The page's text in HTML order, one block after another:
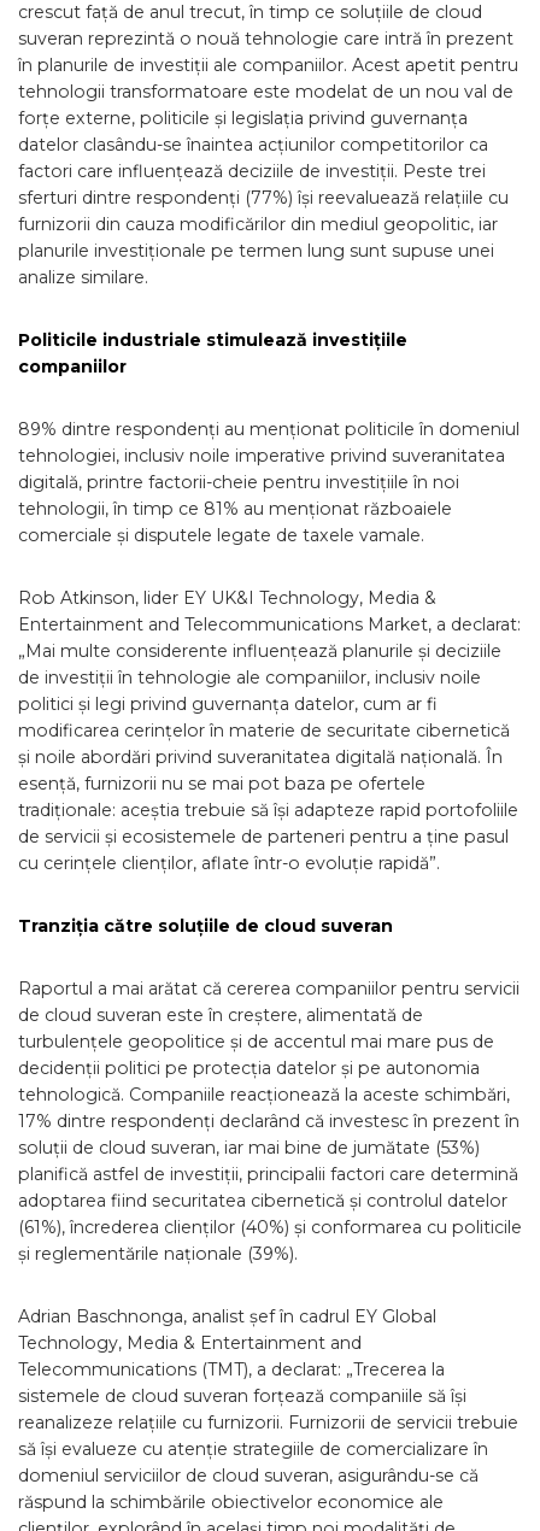
crescut față de anul trecut, în timp ce soluțiile de cloud
suveran reprezintă o nouă tehnologie care intră în prezent
în planurile de investiții ale companiilor. Acest apetit pentru
tehnologii transformatoare este modelat de un nou val de
forțe externe, politicile și legislația privind guvernanța
datelor clasându-se înaintea acțiunilor competitorilor ca
factori care influențează deciziile de investiții. Peste trei
sferturi dintre respondenți (77%) își reevaluează relațiile cu
furnizorii din cauza modificărilor din mediul geopolitic, iar
planurile investiționale pe termen lung sunt supuse unei
analize similare.
Politicile industriale stimulează investițiile
companiilor
89% dintre respondenți au menționat politicile în domeniul
tehnologiei, inclusiv noile imperative privind suveranitatea
digitală, printre factorii-cheie pentru investițiile în noi
tehnologii, în timp ce 81% au menționat războaiele
comerciale și disputele legate de taxele vamale.
Rob Atkinson, lider EY UK&I Technology, Media &
Entertainment and Telecommunications Market, a declarat:
„Mai multe considerente influențează planurile și deciziile
de investiții în tehnologie ale companiilor, inclusiv noile
politici și legi privind guvernanța datelor, cum ar fi
modificarea cerințelor în materie de securitate cibernetică
și noile abordări privind suveranitatea digitală națională. În
esență, furnizorii nu se mai pot baza pe ofertele
tradiționale: aceștia trebuie să își adapteze rapid portofoliile
de servicii și ecosistemele de parteneri pentru a ține pasul
cu cerințele clienților, aflate într-o evoluție rapidă”.
Tranziția către soluțiile de cloud suveran
Raportul a mai arătat că cererea companiilor pentru servicii
de cloud suveran este în creștere, alimentată de
turbulențele geopolitice și de accentul mai mare pus de
decidenții politici pe protecția datelor și pe autonomia
tehnologică. Companiile reacționează la aceste schimbări,
17% dintre respondenți declarând că investesc în prezent în
soluții de cloud suveran, iar mai bine de jumătate (53%)
planifică astfel de investiții, principalii factori care determină
adoptarea fiind securitatea cibernetică și controlul datelor
(61%), încrederea clienților (40%) și conformarea cu politicile
și reglementările naționale (39%).
Adrian Baschnonga, analist șef în cadrul EY Global
Technology, Media & Entertainment and
Telecommunications (TMT), a declarat: „Trecerea la
sistemele de cloud suveran forțează companiile să își
reanalizeze relațiile cu furnizorii. Furnizorii de servicii trebuie
să își evalueze cu atenție strategiile de comercializare în
domeniul serviciilor de cloud suveran, asigurându-se că
răspund la schimbările obiectivelor economice ale